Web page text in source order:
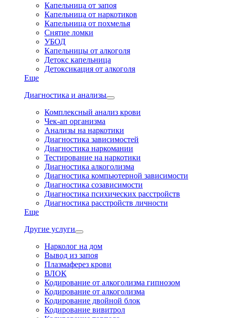
Капельница от запоя
Капельница от наркотиков
Капельница от похмелья
Снятие ломки
УБОД
Капельницы от алкоголя
Детокс капельница
Детоксикация от алкоголя
Еще
Диагностика и анализы
Комплексный анализ крови
Чек-ап организма
Анализы на наркотики
Диагностика зависимостей
Диагностика наркомании
Тестирование на наркотики
Диагностика алкоголизма
Диагностика компьютерной зависимости
Диагностика созависимости
Диагностика психических расстройств
Диагностика расстройств личности
Еще
Другие услуги
Нарколог на дом
Вывод из запоя
Плазмаферез крови
ВЛОК
Кодирование от алкоголизма гипнозом
Кодирование от алкоголизма
Кодирование двойной блок
Кодирование вивитрол